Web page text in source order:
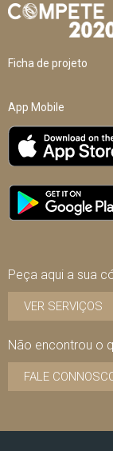
Ficha de projeto
App Mobile
Peça aqui a sua
VER SERVIÇOS
Não encontrou o
FALE